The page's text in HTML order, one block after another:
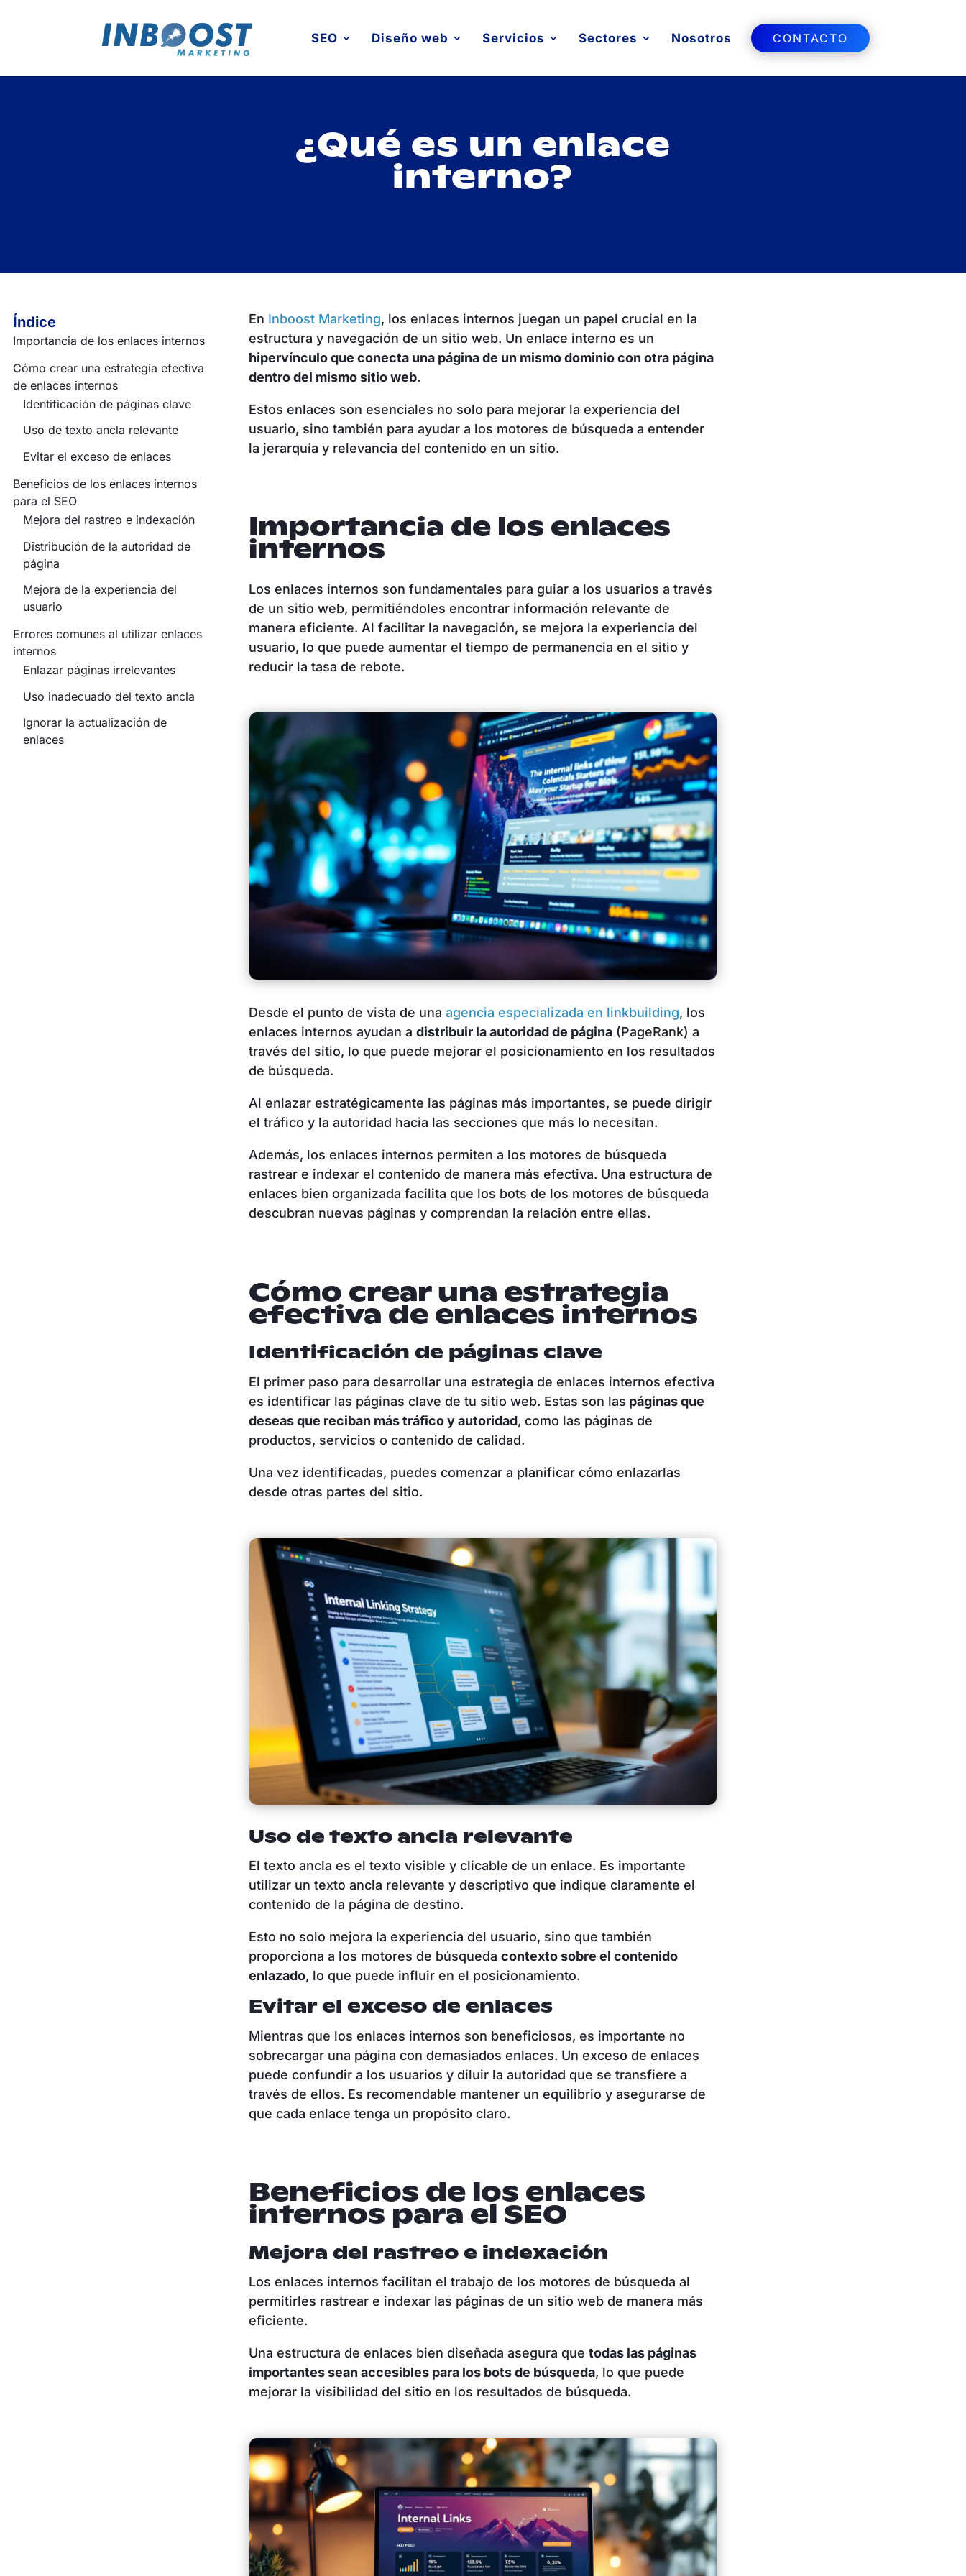
SEO Diseño web Servicios Sectores Nosotros CONTACTO
¿Qué es un enlace
interno?
Índice
Importancia de los enlaces internos
Cómo crear una estrategia efectiva
de enlaces internos
Identificación de páginas clave
Uso de texto ancla relevante
Evitar el exceso de enlaces
Beneficios de los enlaces internos
para el SEO
Mejora del rastreo e indexación
Distribución de la autoridad de
página
Mejora de la experiencia del
usuario
Errores comunes al utilizar enlaces
internos
Enlazar páginas irrelevantes
Uso inadecuado del texto ancla
Ignorar la actualización de
enlaces
En Inboost Marketing, los enlaces internos juegan un papel crucial en la
estructura y navegación de un sitio web. Un enlace interno es un
hipervínculo que conecta una página de un mismo dominio con otra página
dentro del mismo sitio web.
Estos enlaces son esenciales no solo para mejorar la experiencia del
usuario, sino también para ayudar a los motores de búsqueda a entender
la jerarquía y relevancia del contenido en un sitio.
Importancia de los enlaces
internos
Los enlaces internos son fundamentales para guiar a los usuarios a través
de un sitio web, permitiéndoles encontrar información relevante de
manera eficiente. Al facilitar la navegación, se mejora la experiencia del
usuario, lo que puede aumentar el tiempo de permanencia en el sitio y
reducir la tasa de rebote.
Desde el punto de vista de unaagencia especializada en linkbuilding, los
enlaces internos ayudan adistribuir la autoridad de página (PageRank) a
través del sitio, lo que puede mejorar el posicionamiento en los resultados
de búsqueda.
Al enlazar estratégicamente las páginas más importantes, se puede dirigir
el tráfico y la autoridad hacia las secciones que más lo necesitan.
Además, los enlaces internos permiten a los motores de búsqueda
rastrear e indexar el contenido de manera más efectiva. Una estructura de
enlaces bien organizada facilita que los bots de los motores de búsqueda
descubran nuevas páginas y comprendan la relación entre ellas.
Cómo crear una estrategia
efectiva de enlaces internos
Identificación de páginas clave
El primer paso para desarrollar una estrategia de enlaces internos efectiva
es identificar las páginas clave de tu sitio web. Estas son las páginas que
deseas que reciban más tráfico y autoridad, como las páginas de
productos, servicios o contenido de calidad.
Una vez identificadas, puedes comenzar a planificar cómo enlazarlas
desde otras partes del sitio.
Uso de texto ancla relevante
El texto ancla es el texto visible y clicable de un enlace. Es importante
utilizar un texto ancla relevante y descriptivo que indique claramente el
contenido de la página de destino.
Esto no solo mejora la experiencia del usuario, sino que también
proporciona a los motores de búsquedacontexto sobre el contenido
enlazado, lo que puede influir en el posicionamiento.
Evitar el exceso de enlaces
Mientras que los enlaces internos son beneficiosos, es importante no
sobrecargar una página con demasiados enlaces. Un exceso de enlaces
puede confundir a los usuarios y diluir la autoridad que se transfiere a
través de ellos. Es recomendable mantener un equilibrio y asegurarse de
que cada enlace tenga un propósito claro.
Beneficios de los enlaces
internos para el SEO
Mejora del rastreo e indexación
Los enlaces internos facilitan el trabajo de los motores de búsqueda al
permitirles rastrear e indexar las páginas de un sitio web de manera más
eficiente.
Una estructura de enlaces bien diseñada asegura quetodas las páginas
importantes sean accesibles para los bots de búsqueda, lo que puede
mejorar la visibilidad del sitio en los resultados de búsqueda.